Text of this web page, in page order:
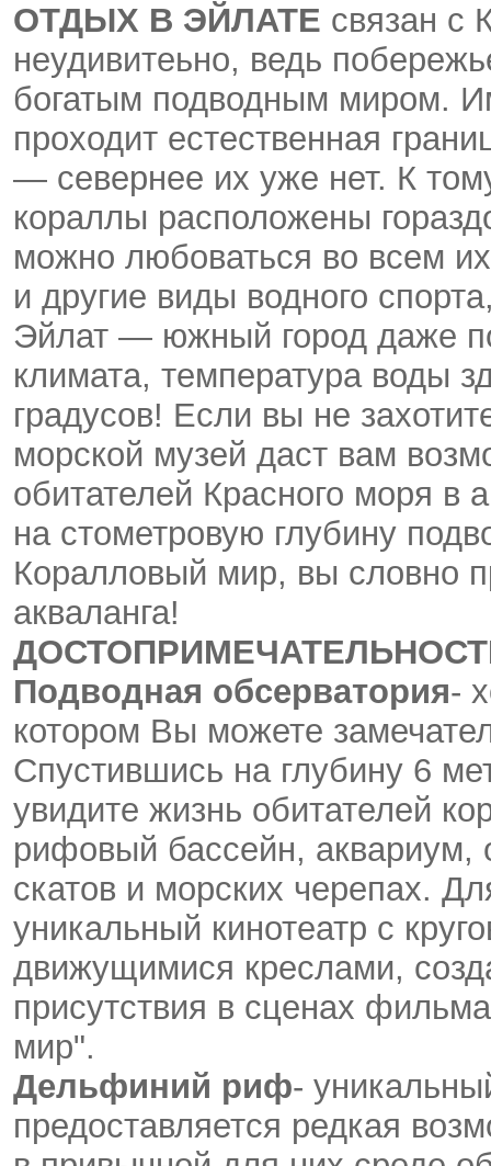
ОТДЫХ В ЭЙЛАТЕ связан с
неудивитеьно, ведь
богатым подводным миром.
проходит естественная
— севернее их уже нет. К
кораллы расположены
можно любоваться во всем
и другие виды водного
Эйлат — южный город даже
климата, температура воды
градусов! Если вы не
морской музей даст вам
обитателей Красного моря в
на стометровую глубину
Коралловый мир, вы словно
акваланга!
Подводная обсерватория-
котором Вы можете
Спустившись на глубину 6
увидите жизнь обитателей
рифовый бассейн, аквариум,
скатов и морских черепах.
уникальный кинотеатр с
движущимися креслами,
присутствия в сценах
мир".
Дельфиний риф-
предоставляется редкая